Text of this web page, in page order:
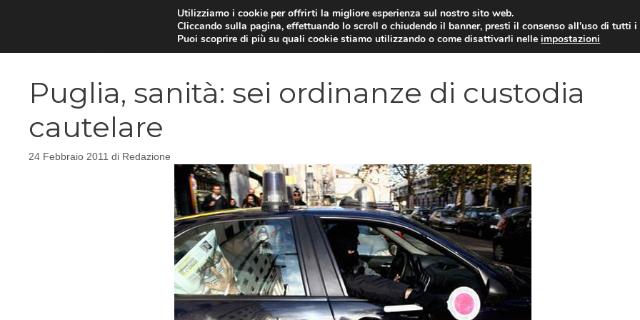
YUAN COIN GOSSIP NEWS DAL
Puglia, sanità: sei ordinanze di custodia
cautelare
24 Febbraio 2011 di Redazione
Utilizziamo i cookie per offrirti la migliore esperienza sul nostro sito web.
Cliccando sulla pagina, effettuando lo scroll o chiudendo il banner, presti il consenso all’uso di tutti i
Puoi scoprire di più su quali cookie stiamo utilizzando o come disattivarli nelleimpostazioni